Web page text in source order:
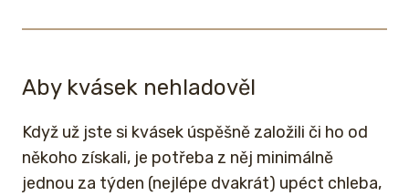
Aby kvásek nehladověl
Když už jste si kvásek úspěšně založili či ho od
někoho získali, je potřeba z něj minimálně
jednou za týden (nejlépe dvakrát) upéct chleba,